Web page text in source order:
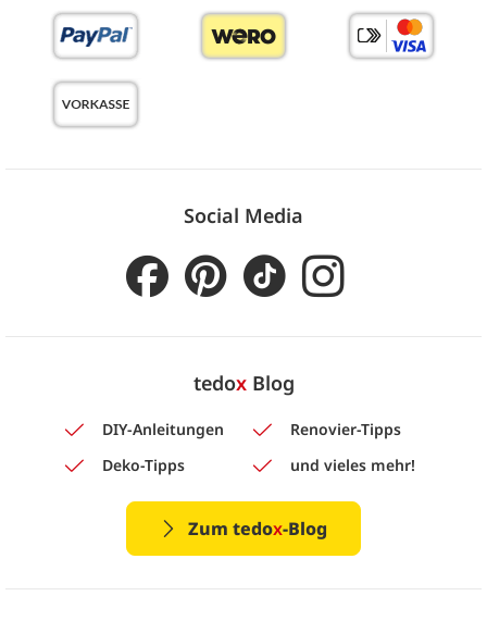
Social Media
tedoxBlog
DIY-Anleitungen
Renovier-Tipps
Deko-Tipps
und vieles mehr!
Zum tedox-Blog